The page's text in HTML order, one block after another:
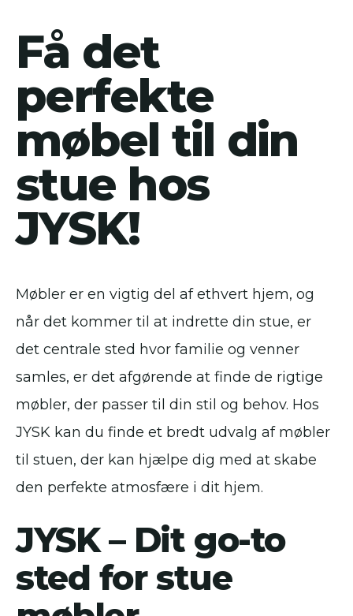
Få det
perfekte
møbel til din
stue hos
JYSK!
Møbler er en vigtig del af ethvert hjem, og
når det kommer til at indrette din stue, er
det centrale sted hvor familie og venner
samles, er det afgørende at finde de rigtige
møbler, der passer til din stil og behov. Hos
JYSK kan du finde et bredt udvalg af møbler
til stuen, der kan hjælpe dig med at skabe
den perfekte atmosfære i dit hjem.
JYSK – Dit go-to
sted for stue